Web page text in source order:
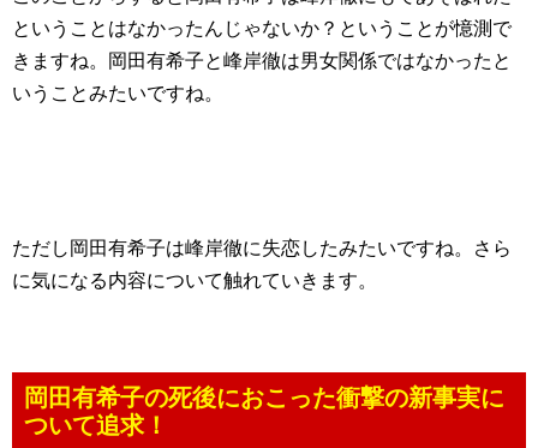
ということはなかったんじゃないか？ということが憶測で
きますね。岡田有希子と峰岸徹は男女関係ではなかったと
いうことみたいですね。
ただし岡田有希子は峰岸徹に失恋したみたいですね。さら
に気になる内容について触れていきます。
岡田有希子の死後におこった衝撃の新事実に
ついて追求！